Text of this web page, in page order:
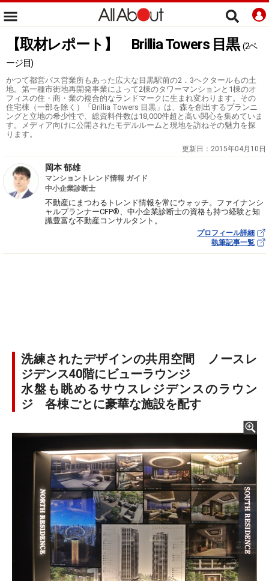
【取材レポート】 Brillia Towers 目黒 (2ペ
ージ目)
かつて都営バス営業所もあった広大な目黒駅前の2．3ヘクタールもの土
地。第一種市街地再開発事業によって2棟のタワーマンションと1棟のオ
フィスの住・商・業の複合的なランドマークに生まれ変わります。その
住宅棟（一部を除く）「Brillia Towers 目黒」は、森を創出するプランニ
ングと立地の希少性で、総資料件数は18,000件超と高い関心を集めていま
す。メディア向けに公開されたモデルルームと現地を訪ねその魅力を探
ります。
更新日： 2015年04月10日
岡本 郁雄
マンショントレンド情報 ガイド
中小企業診断士
不動産にまつわるトレンド情報を常にウォッチ。ファイナンシ
ャルプランナーCFP®、中小企業診断士の資格も持つ経験と知
識豊富な不動産コンサルタント。
プロフィール詳細
執筆記事一覧
洗練されたデザインの共用空間 ノースレ
ジデンス40階にビューラウンジ
水盤も眺めるサウスレジデンスのラウン
ジ 各棟ごとに豪華な施設を配す